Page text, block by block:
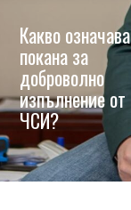
Какво означава
покана за
доброволно
изпълнение от
ЧСИ?